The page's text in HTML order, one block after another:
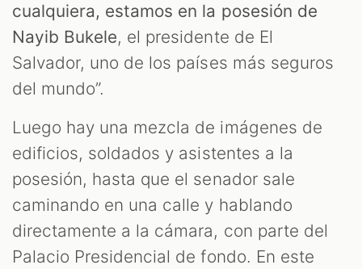
cualquiera, estamos en la posesión de
Nayib Bukele, el presidente de El
Salvador, uno de los países más seguros
del mundo”.
Luego hay una mezcla de imágenes de
edificios, soldados y asistentes a la
posesión, hasta que el senador sale
caminando en una calle y hablando
directamente a la cámara, con parte del
Palacio Presidencial de fondo. En este